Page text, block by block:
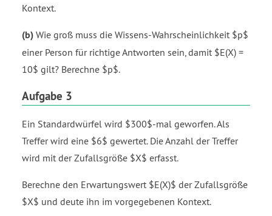
Kontext.
(b) Wie groß muss die Wissens-Wahrscheinlichkeit $p$
einer Person für richtige Antworten sein, damit $E(X) =
10$ gilt? Berechne $p$.
Aufgabe 3
Ein Standardwürfel wird $300$-mal geworfen. Als
Treffer wird eine $6$ gewertet. Die Anzahl der Treffer
wird mit der Zufallsgröße $X$ erfasst.
Berechne den Erwartungswert $E(X)$ der Zufallsgröße
$X$ und deute ihn im vorgegebenen Kontext.